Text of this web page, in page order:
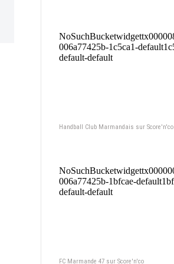
Handball Club Marmandais sur Score'n'co
FC Marmande 47 sur Score'n'co